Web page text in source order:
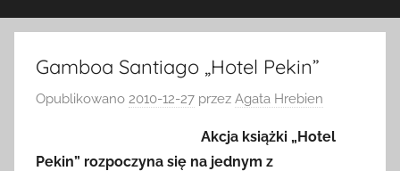
Gamboa Santiago „Hotel Pekin”
Opublikowano 2010-12-27 przez Agata Hrebien
Akcja książki „Hotel
Pekin” rozpoczyna się na jednym z